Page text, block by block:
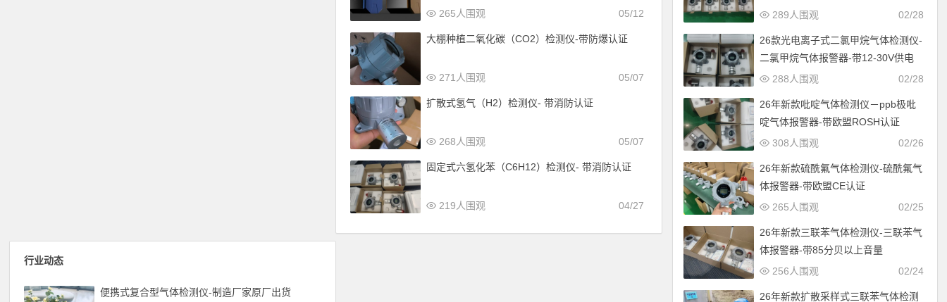
05/12
265人围观
大棚种植二氧化碳（CO2）检测仪-带防爆认证
05/07
271人围观
扩散式氢气（H2）检测仪- 带消防认证
05/07
268人围观
固定式六氢化苯（C6H12）检测仪- 带消防认证
04/27
219人围观
行业动态
便携式复合型气体检测仪-制造厂家原厂出货
02/28
289人围观
26款光电离子式二氯甲烷气体检测仪-
二氯甲烷气体报警器-带12-30V供电
02/28
288人围观
26年新款吡啶气体检测仪－ppb极吡
啶气体报警器-带欧盟ROSH认证
02/26
308人围观
26年新款硫酰氟气体检测仪-硫酰氟气
体报警器-带欧盟CE认证
02/25
265人围观
26年新款三联苯气体检测仪-三联苯气
体报警器-带85分贝以上音量
02/24
256人围观
26年新款扩散采样式三联苯气体检测